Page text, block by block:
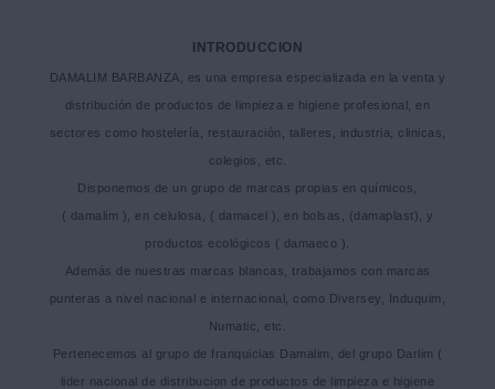
INTRODUCCION
DAMALIM BARBANZA, es una empresa especializada en la venta y
distribución de productos de limpieza e higiene profesional, en
sectores como hostelería, restauración, talleres, industria, clinicas,
colegios, etc.
Disponemos de un grupo de marcas propias en químicos,
( damalim ), en celulosa, ( damacel ), en bolsas, (damaplast), y
productos ecológicos ( damaeco ).
Además de nuestras marcas blancas, trabajamos con marcas
punteras a nivel nacional e internacional, como Diversey, Induquim,
Numatic, etc.
Pertenecemos al grupo de franquicias Damalim, del grupo Darlim (
lider nacional de distribucion de productos de limpieza e higiene